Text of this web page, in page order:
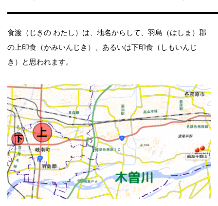
食渡（じきの わたし）は、地名からして、羽島（はしま）郡
の上印食（かみいんじき）、あるいは下印食（しもいんじ
き）と思われます。